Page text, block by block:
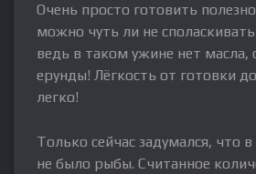
Очень просто готовить
можно чуть ли не
ведь в таком ужине нет масла,
ерунды! Лёгкость от готовки
легко!
Только сейчас задумался, что
не было рыбы. Считанное